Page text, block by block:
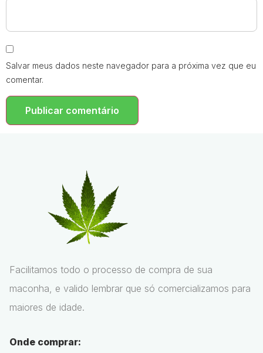
Salvar meus dados neste navegador para a próxima vez que eu
comentar.
Facilitamos todo o processo de compra de sua
maconha, e valido lembrar que só comercializamos para
maiores de idade.
Onde comprar: